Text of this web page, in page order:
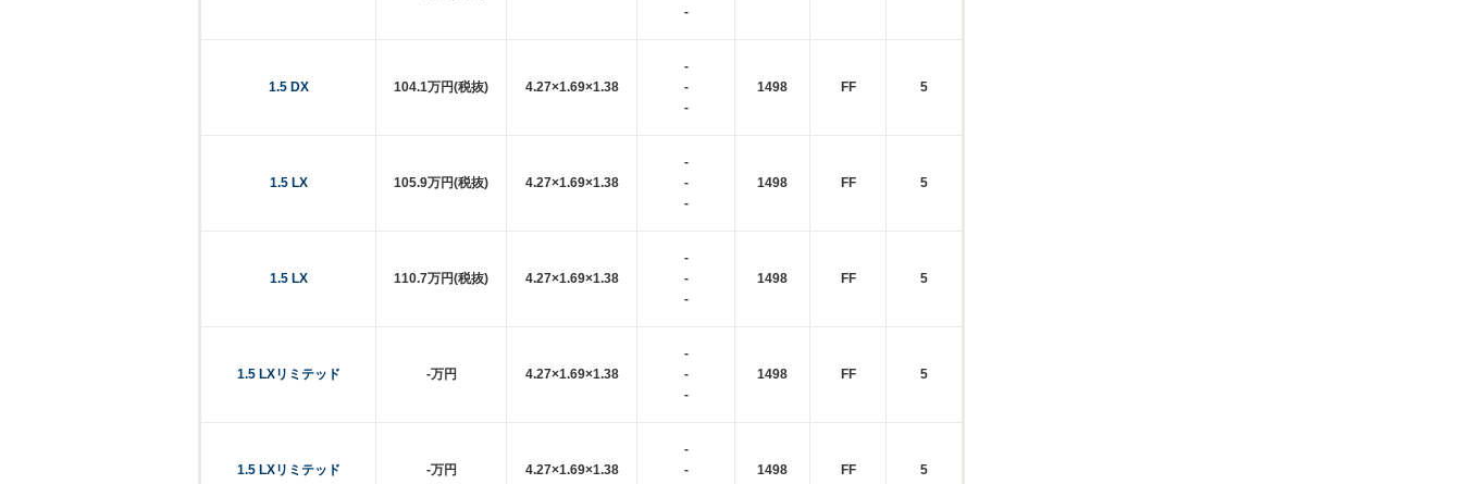
-
1.5 DX 104.1万円(税抜) 4.27×1.69×1.38
-
-
-
1498 FF 5
1.5 LX 105.9万円(税抜) 4.27×1.69×1.38
-
-
-
1498 FF 5
1.5 LX 110.7万円(税抜) 4.27×1.69×1.38
-
-
-
1498 FF 5
1.5 LXリミテッド -万円 4.27×1.69×1.38
-
-
-
1498 FF 5
1.5 LXリミテッド -万円 4.27×1.69×1.38
-
-
1498 FF 5